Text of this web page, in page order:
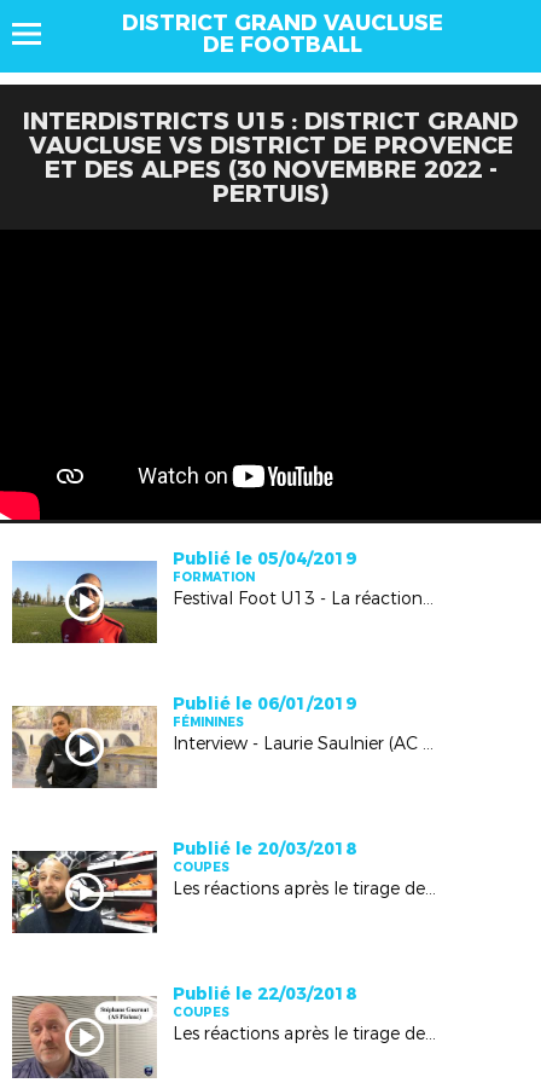
DISTRICT GRAND VAUCLUSE
DE FOOTBALL
INTERDISTRICTS U15 : DISTRICT GRAND
VAUCLUSE VS DISTRICT DE PROVENCE
ET DES ALPES (30 NOVEMBRE 2022 -
PERTUIS)
Publié le 05/04/2019
FORMATION
Festival Foot U13 - La réaction de Mohamed Makraoui (CFC Avignon)
Publié le 06/01/2019
FÉMININES
Interview - Laurie Saulnier (AC Avignon)
Publié le 20/03/2018
COUPES
Les réactions après le tirage de la coupe Grand Vaucluse
Publié le 22/03/2018
COUPES
Les réactions après le tirage de la Roumagoux